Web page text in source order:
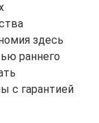
здесь
раннего
с гарантией